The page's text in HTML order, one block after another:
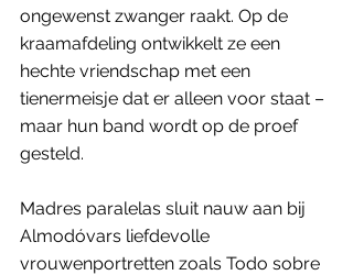
ongewenst zwanger raakt. Op de
kraamafdeling ontwikkelt ze een
hechte vriendschap met een
tienermeisje dat er alleen voor staat –
maar hun band wordt op de proef
gesteld.
Madres paralelas sluit nauw aan bij
Almodóvars liefdevolle
vrouwenportretten zoals Todo sobre